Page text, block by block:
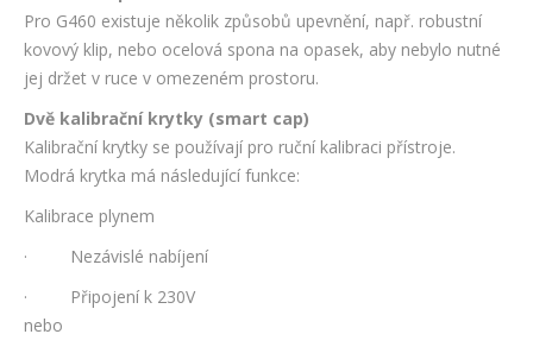
Pro G460 existuje několik způsobů upevnění, např. robustní
kovový klip, nebo ocelová spona na opasek, aby nebylo nutné
jej držet v ruce v omezeném prostoru.
Dvě kalibrační krytky (smart cap)
Kalibrační krytky se používají pro ruční kalibraci přístroje.
Modrá krytka má následující funkce:
Kalibrace plynem
· Nezávislé nabíjení
· Připojení k 230V
nebo